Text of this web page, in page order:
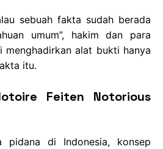
sebuah fakta sudah berada
umum”, hakim dan para
alat bukti hanya
itu.
Feiten Notorious
pidana di Indonesia, konsep